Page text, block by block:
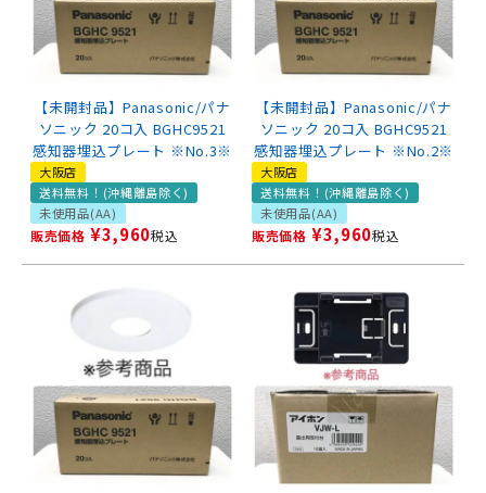
【未開封品】Panasonic/パナ
ソニック 20コ入 BGHC9521
感知器埋込プレート ※No.3※
大阪店
送料無料！(沖縄離島除く)
未使用品(AA)
販売価格 ¥3,960税込
【未開封品】Panasonic/パナ
ソニック 20コ入 BGHC9521
感知器埋込プレート ※No.2※
大阪店
送料無料！(沖縄離島除く)
未使用品(AA)
販売価格 ¥3,960税込